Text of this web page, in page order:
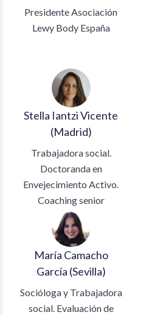
Presidente Asociación
Lewy Body España
Stella Iantzi Vicente
(Madrid)
Trabajadora social.
Doctoranda en
Envejecimiento Activo.
Coaching senior
María Camacho
García (Sevilla)
Socióloga y Trabajadora
social. Evaluación de